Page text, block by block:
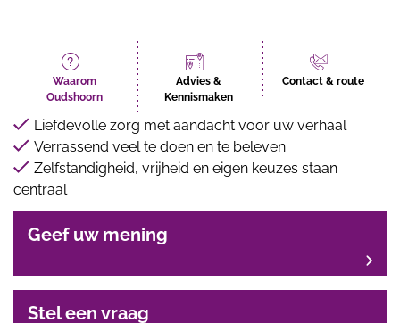
Waarom
Oudshoorn
Advies &
Kennismaken
Contact & route
Liefdevolle zorg met aandacht voor uw verhaal
Verrassend veel te doen en te beleven
Zelfstandigheid, vrijheid en eigen keuzes staan
centraal
Geef uw mening
Stel een vraag